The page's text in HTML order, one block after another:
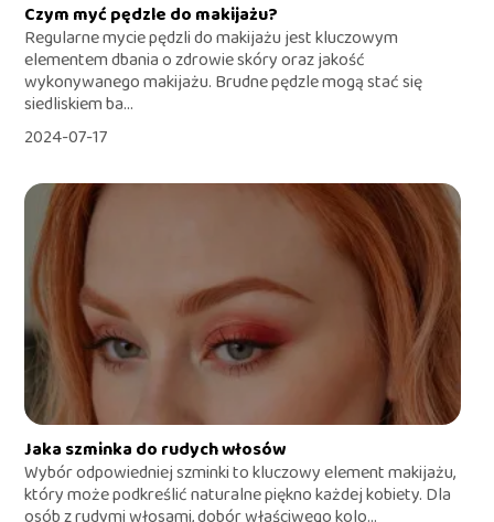
Czym myć pędzle do makijażu?
Regularne mycie pędzli do makijażu jest kluczowym
elementem dbania o zdrowie skóry oraz jakość
wykonywanego makijażu. Brudne pędzle mogą stać się
siedliskiem ba...
2024-07-17
Jaka szminka do rudych włosów
Wybór odpowiedniej szminki to kluczowy element makijażu,
który może podkreślić naturalne piękno każdej kobiety. Dla